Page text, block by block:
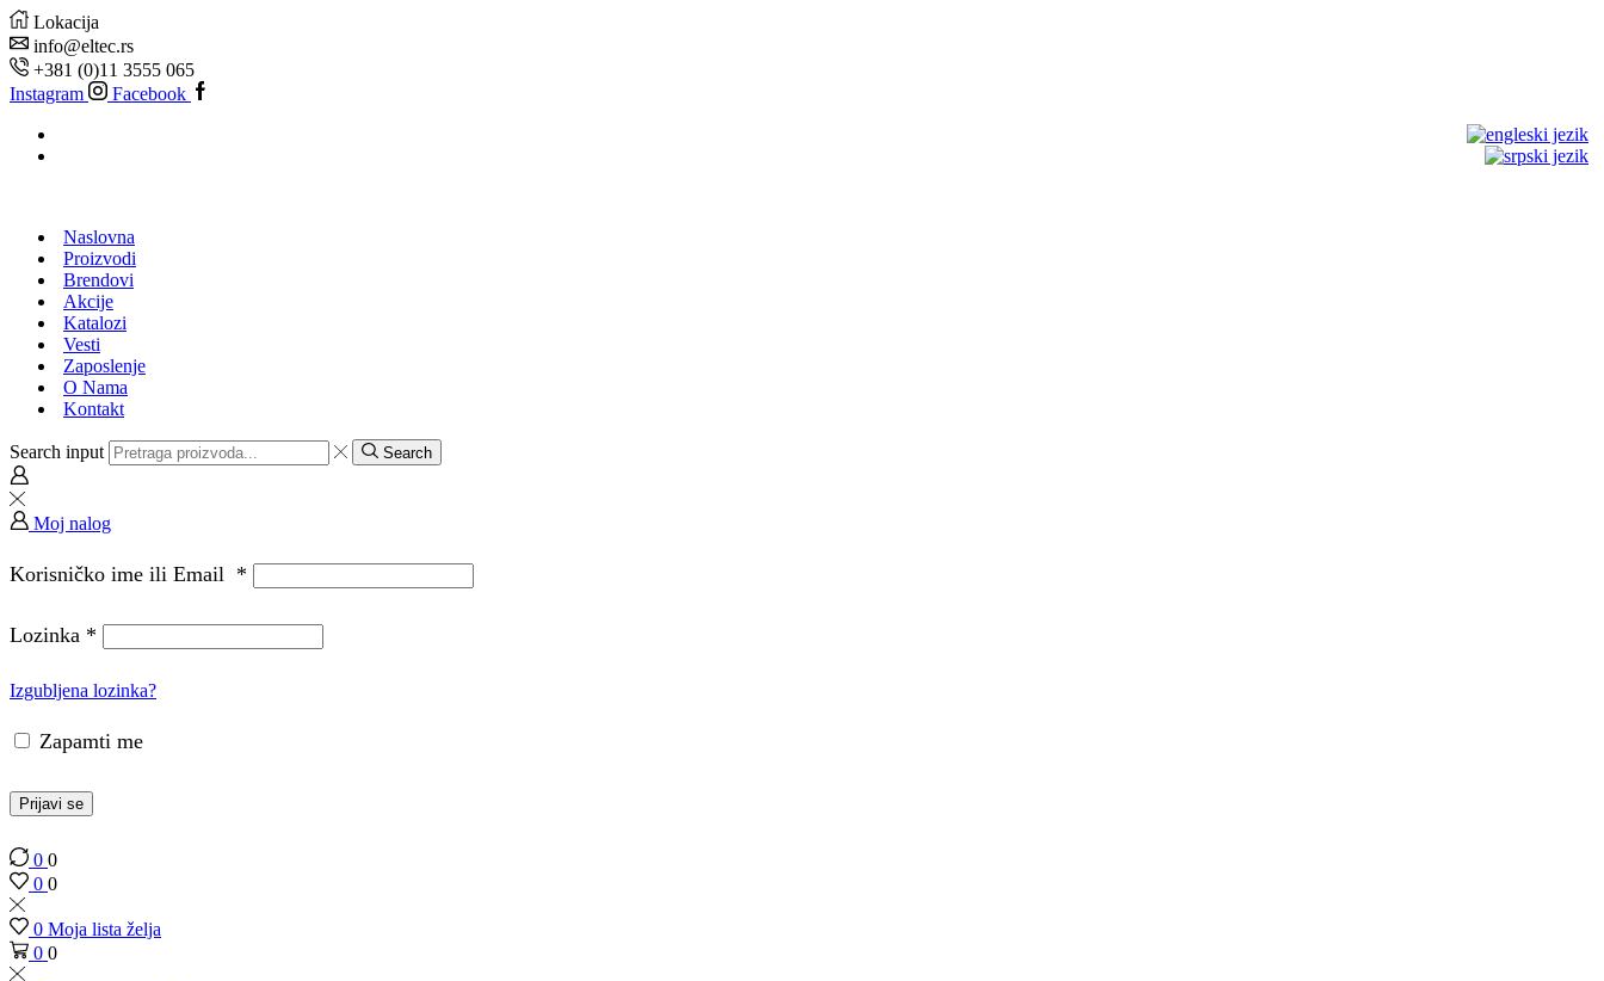
Lokacija
info@eltec.rs
+381 (0)11 3555 065
Instagram
Facebook
Naslovna
Proizvodi
Brendovi
Akcije
Katalozi
Vesti
Zaposlenje
O Nama
Kontakt
Search input Search
Moj nalog
Korisničko ime ili Email *
Lozinka *
Izgubljena lozinka?
Zapamti me
Prijavi se
0 0
0 0
0 Moja lista želja
0 0